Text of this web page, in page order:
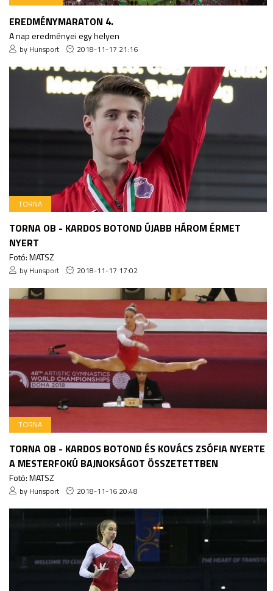
EREDMÉNYMARATON 4.
A nap eredményei egy helyen
by Hunsport 2018-11-17 21:16
TORNA
TORNA OB - KARDOS BOTOND ÚJABB HÁROM ÉRMET
NYERT
Fotó: MATSZ
by Hunsport 2018-11-17 17:02
TORNA
TORNA OB - KARDOS BOTOND ÉS KOVÁCS ZSÓFIA NYERTE
A MESTERFOKÚ BAJNOKSÁGOT ÖSSZETETTBEN
Fotó: MATSZ
by Hunsport 2018-11-16 20:48